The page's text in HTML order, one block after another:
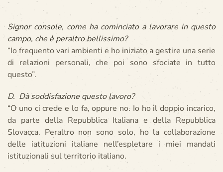
Signor console, come ha cominciato a lavorare in questo
campo, che è peraltro bellissimo?
“Io frequento vari ambienti e ho iniziato a gestire una serie
di relazioni personali, che poi sono sfociate in tutto
questo”.
D. Dà soddisfazione questo lavoro?
“O uno ci crede e lo fa, oppure no. Io ho il doppio incarico,
da parte della Repubblica Italiana e della Repubblica
Slovacca. Peraltro non sono solo, ho la collaborazione
delle iatituzioni italiane nell’espletare i miei mandati
istituzionali sul territorio italiano.